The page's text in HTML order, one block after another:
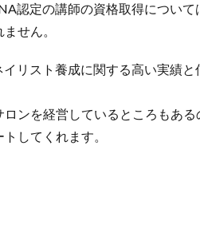
認定の講師の資格取得につい
せん。
リスト養成に関する高い実績と
ンを経営しているところもあ
してくれます。